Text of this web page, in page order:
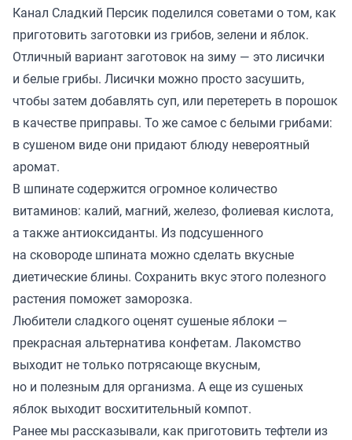
Канал Сладкий Персик поделился советами о том, как
приготовить заготовки из грибов, зелени и яблок.
Отличный вариант заготовок на зиму — это лисички
и белые грибы. Лисички можно просто засушить,
чтобы затем добавлять суп, или перетереть в порошок
в качестве приправы. То же самое с белыми грибами:
в сушеном виде они придают блюду невероятный
аромат.
В шпинате содержится огромное количество
витаминов: калий, магний, железо, фолиевая кислота,
а также антиоксиданты. Из подсушенного
на сковороде шпината можно сделать вкусные
диетические блины. Сохранить вкус этого полезного
растения поможет заморозка.
Любители сладкого оценят сушеные яблоки —
прекрасная альтернатива конфетам. Лакомство
выходит не только потрясающе вкусным,
но и полезным для организма. А еще из сушеных
яблок выходит восхитительный компот.
Ранее мы рассказывали, как приготовить тефтели из